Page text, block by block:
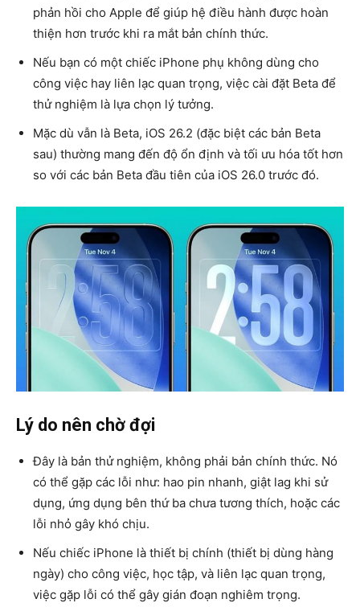
phản hồi cho Apple để giúp hệ điều hành được hoàn
thiện hơn trước khi ra mắt bản chính thức.
Nếu bạn có một chiếc iPhone phụ không dùng cho
công việc hay liên lạc quan trọng, việc cài đặt Beta để
thử nghiệm là lựa chọn lý tưởng.
Mặc dù vẫn là Beta, iOS 26.2 (đặc biệt các bản Beta
sau) thường mang đến độ ổn định và tối ưu hóa tốt hơn
so với các bản Beta đầu tiên của iOS 26.0 trước đó.
Lý do nên chờ đợi
Đây là bản thử nghiệm, không phải bản chính thức. Nó
có thể gặp các lỗi như: hao pin nhanh, giật lag khi sử
dụng, ứng dụng bên thứ ba chưa tương thích, hoặc các
lỗi nhỏ gây khó chịu.
Nếu chiếc iPhone là thiết bị chính (thiết bị dùng hàng
ngày) cho công việc, học tập, và liên lạc quan trọng,
việc gặp lỗi có thể gây gián đoạn nghiêm trọng.